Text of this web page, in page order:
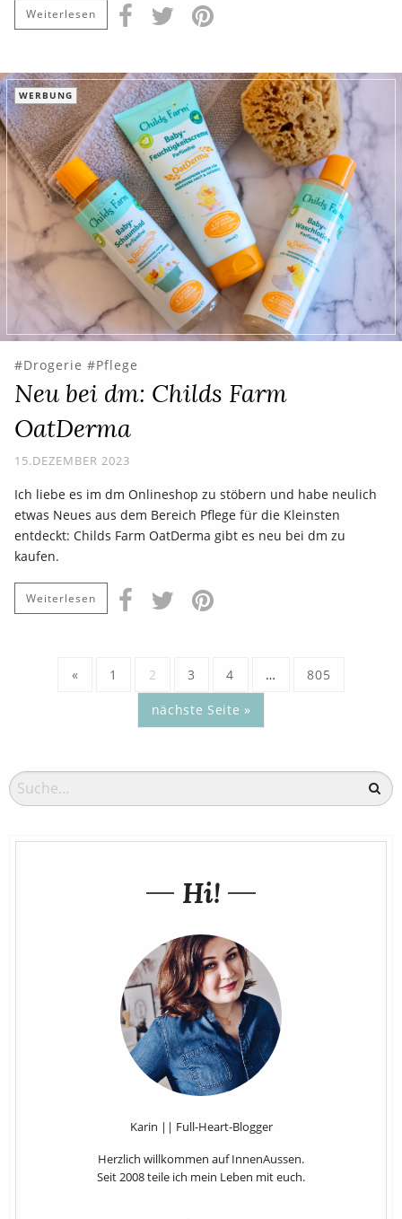
Weiterlesen
WERBUNG
Drogerie Pflege
Neu bei dm: Childs Farm
OatDerma
15.DEZEMBER 2023
Ich liebe es im dm Onlineshop zu stöbern und habe neulich
etwas Neues aus dem Bereich Pflege für die Kleinsten
entdeckt: Childs Farm OatDerma gibt es neu bei dm zu
kaufen.
Weiterlesen
« 1 2 3 4 … 805
nächste Seite »
Hi!
Karin || Full-Heart-Blogger
Herzlich willkommen auf InnenAussen.
Seit 2008 teile ich mein Leben mit euch.